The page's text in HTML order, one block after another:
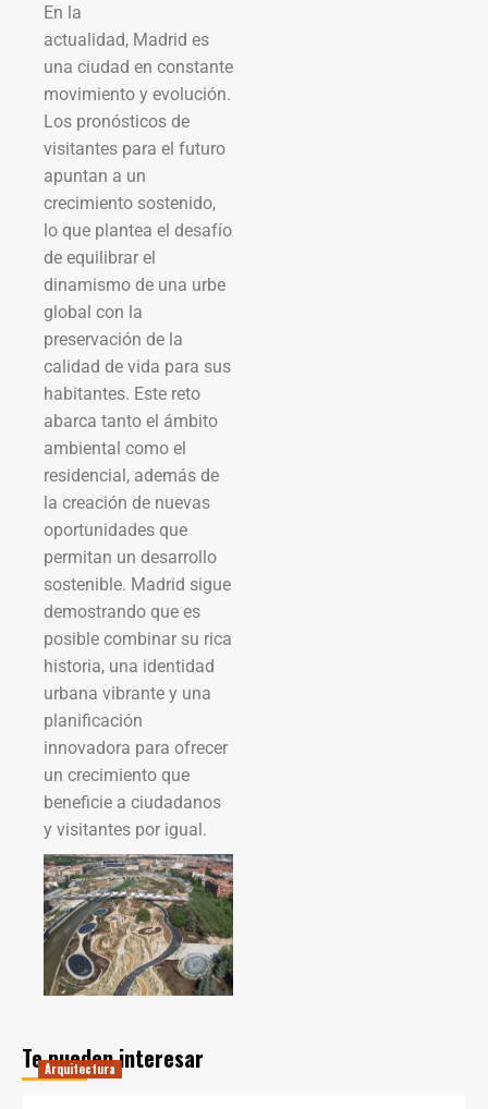
En la
actualidad, Madrid es
una ciudad en constante
movimiento y evolución.
Los pronósticos de
visitantes para el futuro
apuntan a un
crecimiento sostenido,
lo que plantea el desafío
de equilibrar el
dinamismo de una urbe
global con la
preservación de la
calidad de vida para sus
habitantes. Este reto
abarca tanto el ámbito
ambiental como el
residencial, además de
la creación de nuevas
oportunidades que
permitan un desarrollo
sostenible. Madrid sigue
demostrando que es
posible combinar su rica
historia, una identidad
urbana vibrante y una
planificación
innovadora para ofrecer
un crecimiento que
beneficie a ciudadanos
y visitantes por igual.
Te pueden interesar
Arquitectura